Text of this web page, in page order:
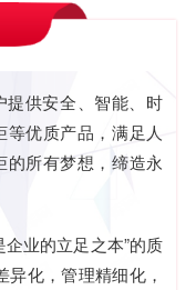
提供安全、智能、时
优质产品，满足人
所有梦想，缔造永
业的立足之本”的质
化，管理精细化，